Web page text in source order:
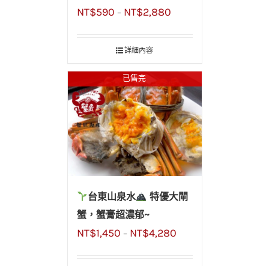
NT$590 – NT$2,880
詳細內容
已售完
台東山泉水
特優大閘
蟹，蟹膏超濃郁~
NT$1,450 – NT$4,280